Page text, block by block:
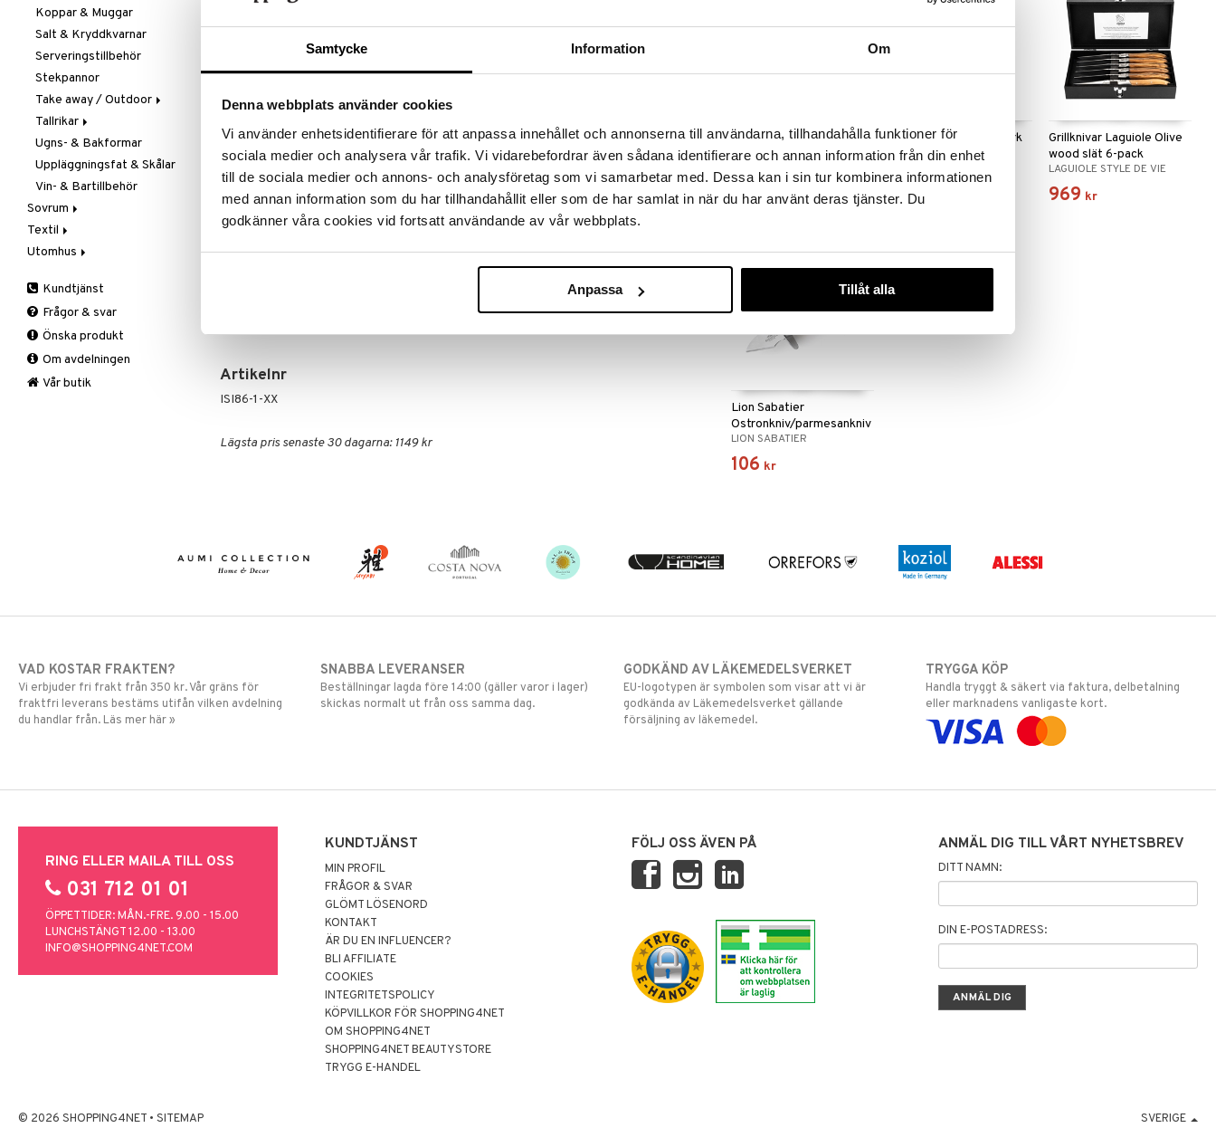
Samtycke Information Om
Denna webbplats använder cookies
Vi använder enhetsidentifierare för att anpassa innehållet och annonserna till användarna, tillhandahålla funktioner för
sociala medier och analysera vår trafik. Vi vidarebefordrar även sådana identifierare och annan information från din enhet
till de sociala medier och annons- och analysföretag som vi samarbetar med. Dessa kan i sin tur kombinera informationen
med annan information som du har tillhandahållit eller som de har samlat in när du har använt deras tjänster. Du
godkänner våra cookies vid fortsatt användande av vår webbplats.
Anpassa Tillåt alla
Rean pågår fram till 31/8-2026, men var snabb - dina
favoritprodukter kan fort ta slut!
TILL REAN »
Kuro Mori är en riktigt hjälpreda både i skogen vid campingplatsen och vid grillen. Den
tillhörande saian med Satake-logo passar i bältet och har en låsning för att hålla kniven
på plats.
Chopper / BBQ Knife
Fodral i konstläder för bältet med låsning
Levereras i vacker trälåda
Artikelnr
ISI86-1-XX
Lägsta pris senaste 30 dagarna: 1149 kr
Fickkniv med korkskruv
Laguiole
LAGUIOLE STYLE DE VIE
319 kr
Grillknivar Laguiole Dark
Wood 6-pack
LAGUIOLE STYLE DE VIE
309
Grillknivar Laguiole Olive
wood slät 6-pack
LAGUIOLE STYLE DE VIE
969 kr
Lion Sabatier
Ostronkniv/parmesankniv
LION SABATIER
106 kr
Koppar & Muggar
Salt & Kryddkvarnar
Serveringstillbehör
Stekpannor
Take away / Outdoor
Flaskor
Matlådor
Termoskannor
Termosmuggar
Tallrikar
Assietter
Djupa tallrikar
Mattallrikar
Ugns- & Bakformar
Uppläggningsfat & Skålar
Vin- & Bartillbehör
Sovrum
Filtar & Plädar
Prydnadskuddar
Bäddset
Kuddar & Täcken
Lakan & Örngott
Tillbehör
Textil
Badrumstextilier
Filtar & Plädar
Kökstextilier
Mattor
Övrigt
Prydnadskuddar
Utomhus
Friluftsliv
Grill & Grilltillbehör
Krukor
Mygg- & insektsskydd
Picknick
Kundtjänst
Frågor & svar
Önska produkt
Om avdelningen
Vår butik
VAD KOSTAR FRAKTEN?
Vi erbjuder fri frakt från 350 kr. Vår gräns för
fraktfri leverans bestäms utifån vilken avdelning
du handlar från. Läs mer här »
SNABBA LEVERANSER
Beställningar lagda före 14:00 (gäller varor i lager)
skickas normalt ut från oss samma dag.
GODKÄND AV LÄKEMEDELSVERKET
EU-logotypen är symbolen som visar att vi är
godkända av Läkemedelsverket gällande
försäljning av läkemedel.
TRYGGA KÖP
Handla tryggt & säkert via faktura, delbetalning
eller marknadens vanligaste kort.
RING ELLER MAILA TILL OSS
031 712 01 01
ÖPPETTIDER: MÅN.-FRE. 9.00 - 15.00
LUNCHSTÄNGT 12.00 - 13.00
INFO@SHOPPING4NET.COM
KUNDTJÄNST
MIN PROFIL
FRÅGOR & SVAR
GLÖMT LÖSENORD
KONTAKT
ÄR DU EN INFLUENCER?
BLI AFFILIATE
COOKIES
INTEGRITETSPOLICY
KÖPVILLKOR FÖR SHOPPING4NET
OM SHOPPING4NET
SHOPPING4NET BEAUTYSTORE
TRYGG E-HANDEL
FÖLJ OSS ÄVEN PÅ ANMÄL DIG TILL VÅRT NYHETSBREV
DITT NAMN:
DIN E-POSTADRESS:
© 2026 SHOPPING4NET • SITEMAP SVERIGE